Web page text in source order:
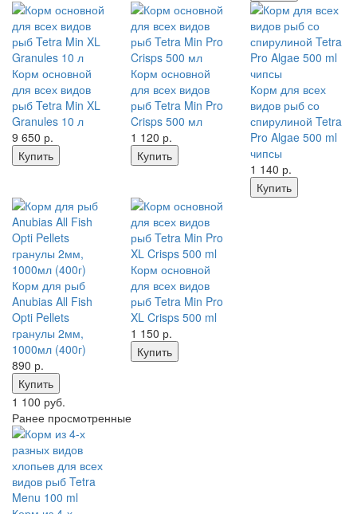
Корм основной
для всех видов
рыб Tetra Min XL
Granules 10 л
9 650 р.
Купить
Корм основной
для всех видов
рыб Tetra Min Pro
Crisps 500 мл
1 120 р.
Купить
Корм для всех
видов рыб со
спирулиной Tetra
Pro Algae 500 ml
чипсы
1 140 р.
Купить
Корм для рыб
Anubias All Fish
Opti Pellets
гранулы 2мм,
1000мл (400г)
890 р.
Купить
1 100 руб.
Корм основной
для всех видов
рыб Tetra Min Pro
XL Crisps 500 ml
1 150 р.
Купить
Ранее просмотренные